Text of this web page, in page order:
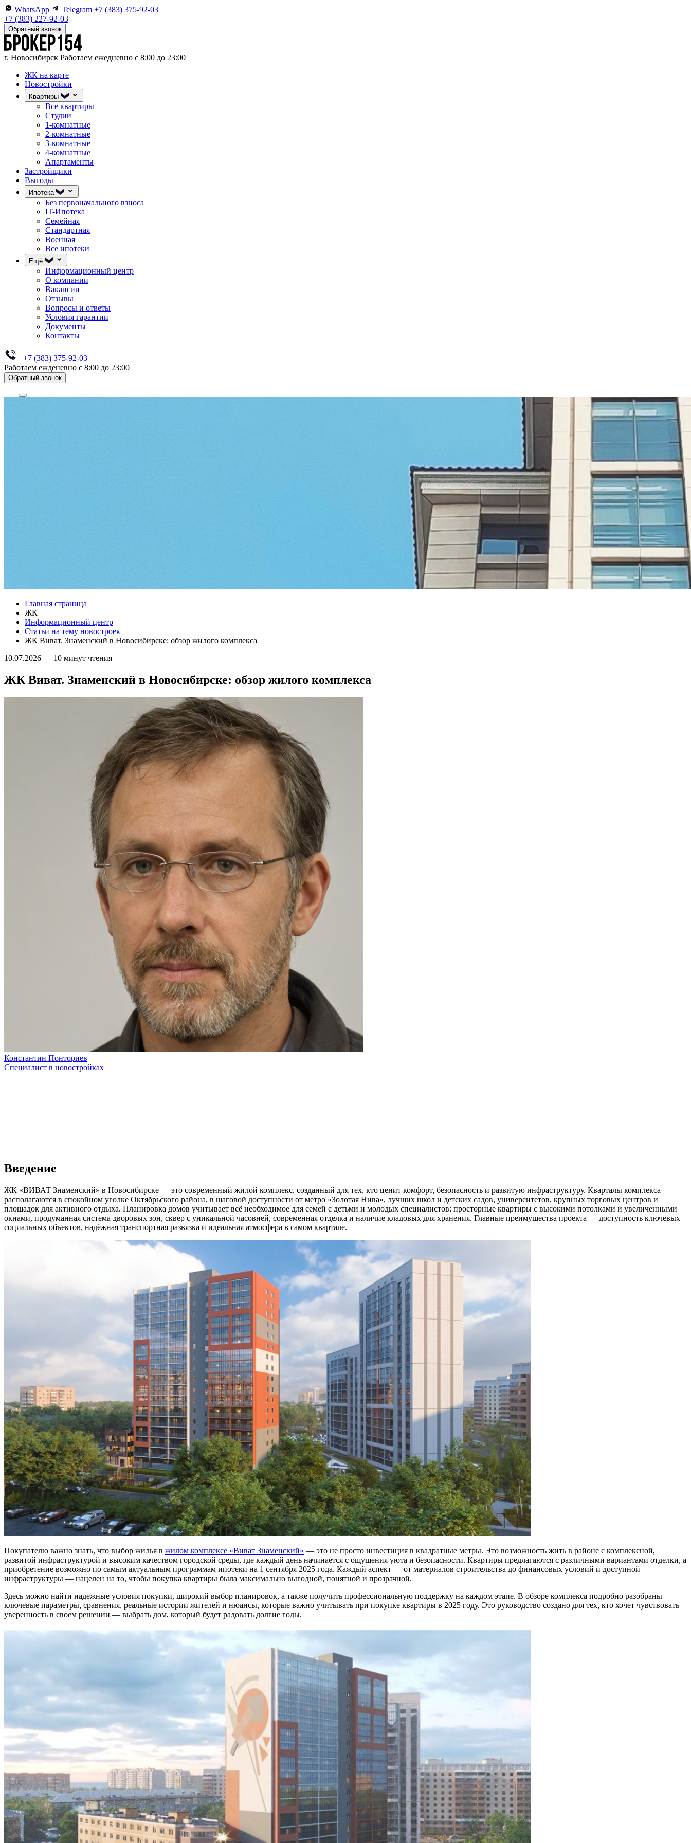
WhatsApp Telegram +7 (383) 375-92-03
+7 (383) 227-92-03
Обратный звонок
г. Новосибирск Работаем ежедневно с 8:00 до 23:00
ЖК на карте
Новостройки
Квартиры
Все квартиры
Студии
1-комнатные
2-комнатные
3-комнатные
4-комнатные
Апартаменты
Застройщики
Выгоды
Ипотека
Без первоначального взноса
IT-Ипотека
Семейная
Стандартная
Военная
Все ипотеки
Ещё
Информационный центр
О компании
Вакансии
Отзывы
Вопросы и ответы
Условия гарантии
Документы
Контакты
+7 (383) 375-92-03
Работаем ежденевно с 8:00 до 23:00
Обратный звонок
Главная страница
ЖК
Информационный центр
Статьи на тему новостроек
ЖК Виват. Знаменский в Новосибирске: обзор жилого комплекса
10.07.2026 — 10 минут чтения
ЖК Виват. Знаменский в Новосибирске: обзор жилого комплекса
Константин Понториев
Специалист в новостройках
Введение
ЖК «ВИВАТ Знаменский» в Новосибирске — это современный жилой комплекс, созданный для тех, кто ценит комфорт, безопасность и развитую инфраструктуру. Кварталы комплекса
располагаются в спокойном уголке Октябрьского района, в шаговой доступности от метро «Золотая Нива», лучших школ и детских садов, университетов, крупных торговых центров и
площадок для активного отдыха. Планировка домов учитывает всё необходимое для семей с детьми и молодых специалистов: просторные квартиры с высокими потолками и увеличенными
окнами, продуманная система дворовых зон, сквер с уникальной часовней, современная отделка и наличие кладовых для хранения. Главные преимущества проекта — доступность ключевых
социальных объектов, надёжная транспортная развязка и идеальная атмосфера в самом квартале.
Покупателю важно знать, что выбор жилья в жилом комплексе «Виват Знаменский» — это не просто инвестиция в квадратные метры. Это возможность жить в районе с комплексной,
развитой инфраструктурой и высоким качеством городской среды, где каждый день начинается с ощущения уюта и безопасности. Квартиры предлагаются с различными вариантами отделки, а
приобретение возможно по самым актуальным программам ипотеки на 1 сентября 2025 года. Каждый аспект — от материалов строительства до финансовых условий и доступной
инфраструктуры — нацелен на то, чтобы покупка квартиры была максимально выгодной, понятной и прозрачной.
Здесь можно найти надежные условия покупки, широкий выбор планировок, а также получить профессиональную поддержку на каждом этапе. В обзоре комплекса подробно разобраны
ключевые параметры, сравнения, реальные истории жителей и нюансы, которые важно учитывать при покупке квартиры в 2025 году. Это руководство создано для тех, кто хочет чувствовать
уверенность в своем решении — выбрать дом, который будет радовать долгие годы.